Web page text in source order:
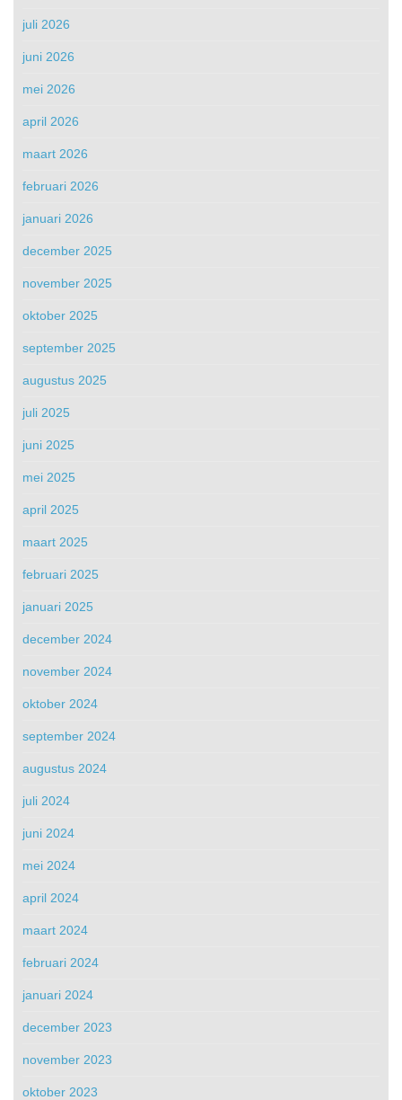
juli 2026
juni 2026
mei 2026
april 2026
maart 2026
februari 2026
januari 2026
december 2025
november 2025
oktober 2025
september 2025
augustus 2025
juli 2025
juni 2025
mei 2025
april 2025
maart 2025
februari 2025
januari 2025
december 2024
november 2024
oktober 2024
september 2024
augustus 2024
juli 2024
juni 2024
mei 2024
april 2024
maart 2024
februari 2024
januari 2024
december 2023
november 2023
oktober 2023